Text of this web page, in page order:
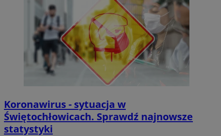
Koronawirus - sytuacja w
Świętochłowicach. Sprawdź najnowsze
statystyki